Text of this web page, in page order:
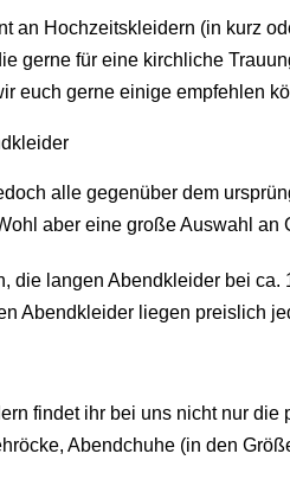
an Hochzeitskleidern (in kurz
gerne für eine kirchliche
euch gerne einige empfehlen
alle gegenüber dem
aber eine große Auswahl
die langen Abendkleider bei
Abendkleider liegen preislich
findet ihr bei uns nicht nur
Abendchuhe (in den